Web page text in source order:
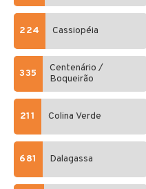
224 Cassiopéia
335
Centenário /
Boqueirão
211 Colina Verde
681 Dalagassa